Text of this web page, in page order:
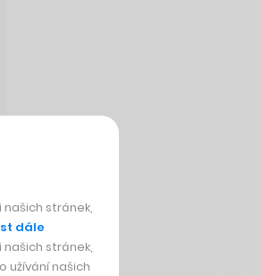
stránek,
dále
stránek,
užívání našich